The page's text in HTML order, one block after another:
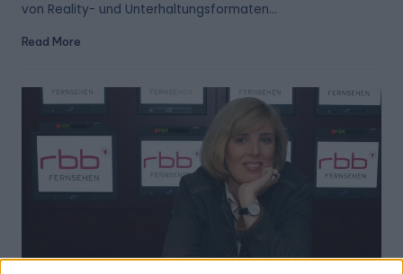
von Reality- und Unterhaltungsformaten…
Read More